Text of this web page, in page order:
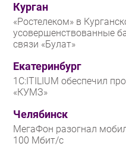
Курган
«Ростелеком» в
усовершенствованные
связи «Булат»
Екатеринбург
1С:ITILIUM обеспечил
«КУМЗ»
Челябинск
МегаФон разогнал
100 Мбит/с